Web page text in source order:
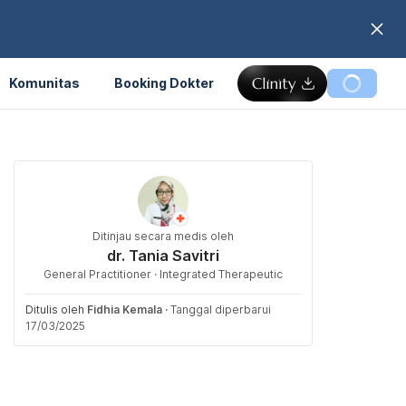
Komunitas Booking Dokter
Ditinjau secara medis oleh
dr. Tania Savitri
General Practitioner · Integrated Therapeutic
Ditulis oleh Fidhia Kemala · Tanggal diperbarui
17/03/2025